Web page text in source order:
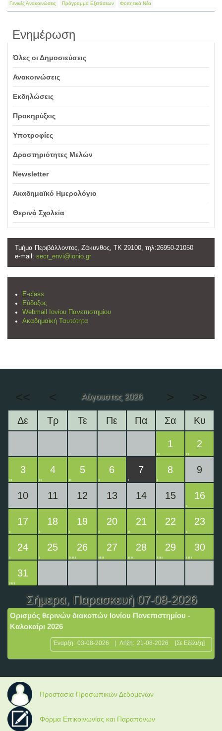
Γενικές Ανακοινώσεις Πρόγραμμα Εξετάσεων Φοιτητικά Νέα
Ενημέρωση
Όλες οι Δημοσιεύσεις
Ανακοινώσεις
Εκδηλώσεις
Προκηρύξεις
Υποτροφίες
Δραστηριότητες Μελών
Newsletter
Ακαδημαϊκό Ημερολόγιο
Θερινά Σχολεία
Τμήμα Περιβάλλοντος, Ζάκυνθος, ΤΚ 29100, τηλ:26950-21050
e-mail: secr_envi@ionio.gr
E-class
Εύδοξος
Webmail Ιονίου Πανεπιστημίου
Ακαδημαϊκή Ταυτότητα
<< < Αύγουστος 2026 > >>
Δε Τρ Τε Πε Πα Σα Κυ
1 2
3 4 5 6 7 8 9
10 11 12 13 14 15 16
17 18 19 20 21 22 23
24 25 26 27 28 29 30
31
Σήμερα, Παρασκευή 07-08-2026
Ορισμός θερινών διακοπών Ιονίου Πανεπιστημίου -
Καλοκαίρι 2026
Έναρξη: 03-08-2026 Λήξη: 21-08-2026 [Σε Εξέλιξη]
Προστασία Προσωπικών Δεδομένων
Φόρμα Επικοινωνίας και Παραπόνων